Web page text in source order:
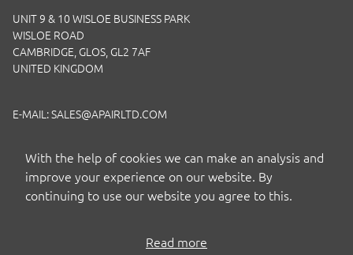
UNIT 9 & 10 WISLOE BUSINESS PARK
WISLOE ROAD
CAMBRIDGE, GLOS, GL2 7AF
UNITED KINGDOM
E-MAIL:SALES@APAIRLTD.COM
With the help of cookies we can make an analysis and
improve your experience on our website. By
continuing to use our website you agree to this.
Read more